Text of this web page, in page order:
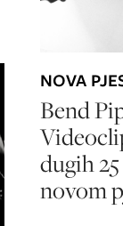
NOVA
Bend
dugih
novom